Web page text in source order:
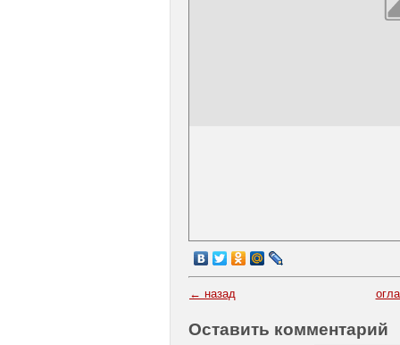
← назад
Оставить комментарий